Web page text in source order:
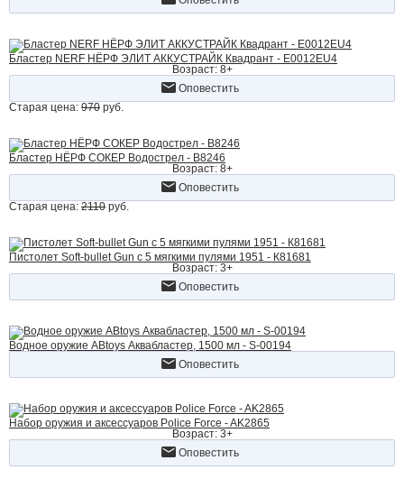
Бластер NERF НЁРФ ЭЛИТ АККУСТРАЙК Квадрант - E0012EU4
Возраст: 8+
Оповестить
Старая цена: 970 руб.
Бластер НЁРФ СОКЕР Водострел - B8246
Возраст: 8+
Оповестить
Старая цена: 2110 руб.
Пистолет Soft-bullet Gun с 5 мягкими пулями 1951 - К81681
Возраст: 3+
Оповестить
Водное оружие ABtoys Аквабластер, 1500 мл - S-00194
Оповестить
Набор оружия и аксессуаров Police Force - AK2865
Возраст: 3+
Оповестить